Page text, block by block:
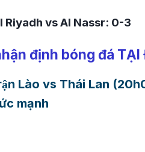
Riyadh vs Al Nassr: 0-3
định bóng đá TẠI
Lào vs Thái Lan
mạnh